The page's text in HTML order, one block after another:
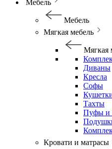
Мебель
Мебель
Мягкая мебель
Мягкая
Диваны
Кресла
Софы
Тахты
Пуфы и
Кровати и матрасы